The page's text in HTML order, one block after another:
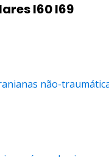
I60 I69
não-